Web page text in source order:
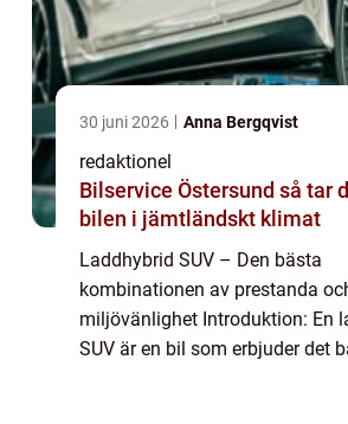
30 juni 2026 Anna Bergqvist
redaktionel
Bilservice Östersund så tar du hand om
bilen i jämtländskt klimat
Laddhybrid SUV – Den bästa
kombinationen av prestanda
miljövänlighet Introduktion: En
SUV är en bil som erbjuder det